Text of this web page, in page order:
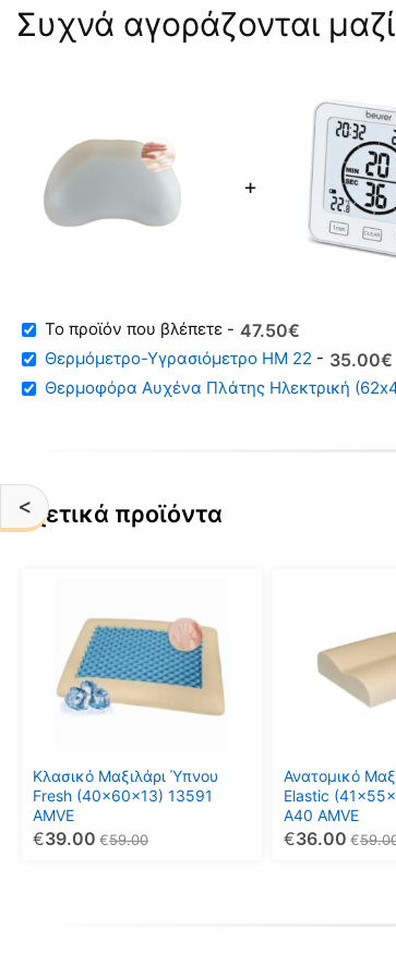
<
Συχνά αγοράζονται μαζί
+
- Original
price
was:
47.50€
Η
τρέχουσα
τιμή
Θερμόμετρο-Υγρασιόμετρo HM 22 - Original
price
35.00€
Η
Θερμοφόρα Αυχένα Πλάτης Ηλεκτρική
Σχετικά προϊόντα
Κλασικό Μαξιλάρι Ύπνου
Fresh (40x60x13) 13591
AMVE
59.00
€
39.00
€
Ανατομικό
Elastic
A40 AMVE
€
36.00
€